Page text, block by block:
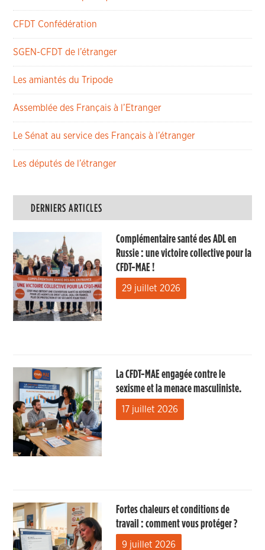
CFDT Confédération
SGEN-CFDT de l’étranger
Les amiantés du Tripode
Assemblée des Français à l’Etranger
Le Sénat au service des Français à l’étranger
Les députés de l’étranger
DERNIERS ARTICLES
Complémentaire santé des ADL en
Russie : une victoire collective pour la
CFDT-MAE !
29 juillet 2026
La CFDT-MAE engagée contre le
sexisme et la menace masculiniste.
17 juillet 2026
Fortes chaleurs et conditions de
travail : comment vous protéger ?
9 juillet 2026